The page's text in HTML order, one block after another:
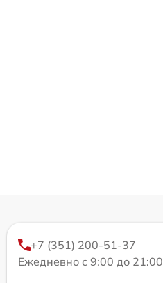
+7 (351) 200-51-37
Ежедневно с 9:00 до 21:00